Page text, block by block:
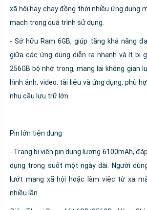
xã hội hay chạy đồng thời nhiều ứng dụng
mạch trong quá trình sử dụng.
- Sở hữu Ram 6GB, giúp tăng khả năng
giữa các ứng dụng diễn ra nhanh và ít bị
256GB bộ nhớ trong, mang lại không gian
hình ảnh, video, tài liệu và ứng dụng, phù
nhu cầu lưu trữ lớn.
Pin lớn tiện dụng
- Trang bị viên pin dung lượng 6100mAh,
dụng trong suốt một ngày dài. Người
lướt mạng xã hội hoặc làm việc từ xa
nhiều lần.